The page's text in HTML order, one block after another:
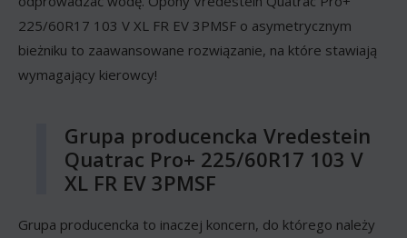
225/60R17 103 V XL FR EV 3PMSF o asymetrycznym
bieżniku to zaawansowane rozwiązanie, na które stawiają
wymagający kierowcy!
Grupa producencka Vredestein
Quatrac Pro+ 225/60R17 103 V
XL FR EV 3PMSF
Grupa producencka to inaczej koncern, do którego należy